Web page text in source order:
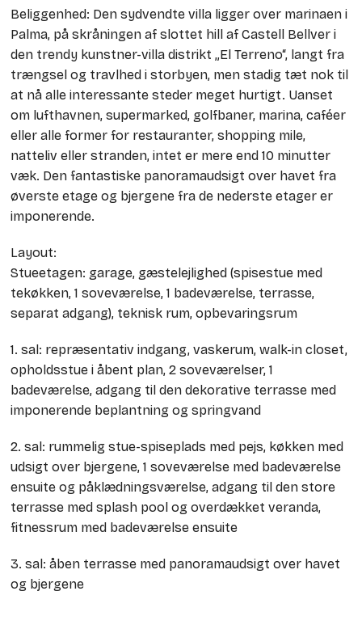
Beliggenhed: Den sydvendte villa ligger over marinaen i
Palma, på skråningen af slottet hill af Castell Bellver i
den trendy kunstner-villa distrikt „El Terreno“, langt fra
trængsel og travlhed i storbyen, men stadig tæt nok til
at nå alle interessante steder meget hurtigt. Uanset
om lufthavnen, supermarked, golfbaner, marina, caféer
eller alle former for restauranter, shopping mile,
natteliv eller stranden, intet er mere end 10 minutter
væk. Den fantastiske panoramaudsigt over havet fra
øverste etage og bjergene fra de nederste etager er
imponerende.
Layout:
Stueetagen: garage, gæstelejlighed (spisestue med
tekøkken, 1 soveværelse, 1 badeværelse, terrasse,
separat adgang), teknisk rum, opbevaringsrum
1. sal: repræsentativ indgang, vaskerum, walk-in closet,
opholdsstue i åbent plan, 2 soveværelser, 1
badeværelse, adgang til den dekorative terrasse med
imponerende beplantning og springvand
2. sal: rummelig stue-spiseplads med pejs, køkken med
udsigt over bjergene, 1 soveværelse med badeværelse
ensuite og påklædningsværelse, adgang til den store
terrasse med splash pool og overdækket veranda,
fitnessrum med badeværelse ensuite
3. sal: åben terrasse med panoramaudsigt over havet
og bjergene